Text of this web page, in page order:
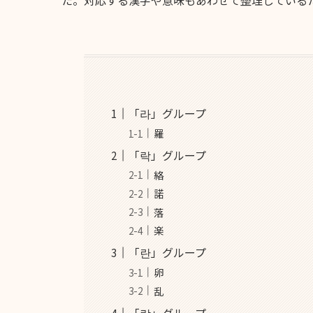
「라」グループ
羅
「락」グループ
絡
諾
落
楽
「란」グループ
卵
乱